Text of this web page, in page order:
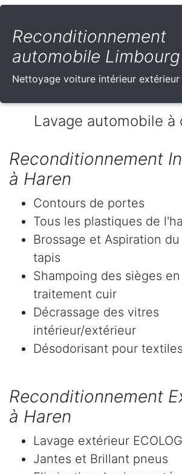
Reconditionnement
automobile Limbourg
Nettoyage voiture intérieur extérieur
Lavage automobile à
Reconditionnement
à Haren
Contours de portes
Tous les plastiques de
Brossage et Aspiration
tapis
Shampoing des sièges
traitement cuir
Décrassage des vitres
intérieur/extérieur
Désodorisant pour textiles
Reconditionnement
à Haren
Lavage extérieur
Jantes et Brillant pneus